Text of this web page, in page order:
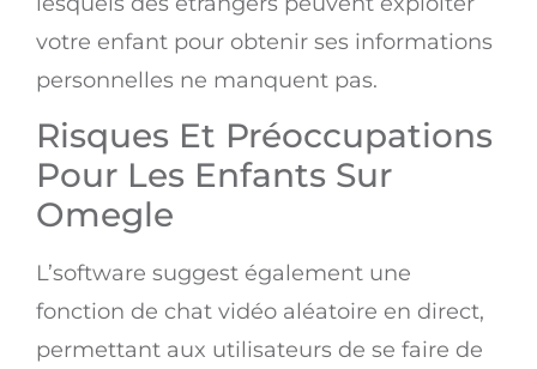
votre enfant pour obtenir ses informations
personnelles ne manquent pas.
Risques Et Préoccupations
Pour Les Enfants Sur
Omegle
L’software suggest également une
fonction de chat vidéo aléatoire en direct,
permettant aux utilisateurs de se faire de